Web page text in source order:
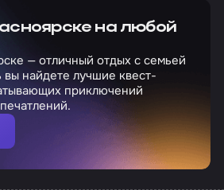
на любой
— отличный отдых с семьей
вы найдете лучшие квест-
приключений